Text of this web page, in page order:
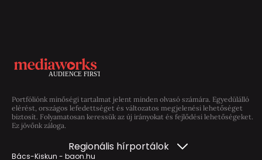
Portfóliónk minőségi tartalmat jelent minden olvasó számára. Egyedülálló
elérést, országos lefedettséget és változatos megjelenési lehetőséget
biztosít. Folyamatosan keressük az új irányokat és fejlődési lehetőségeket.
Ez jövőnk záloga.
Regionális hírportálok
Bács-Kiskun - baon.hu